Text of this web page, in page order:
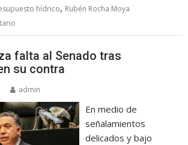
hídrico, Rubén Rocha Moya
falta al Senado tras
su contra
admin
En medio de
señalamientos
delicados y bajo